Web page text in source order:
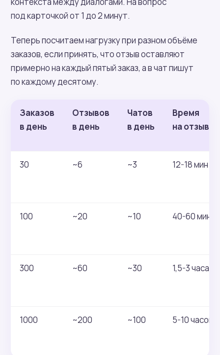
под карточкой от 1 до 2 минут.
Теперь посчитаем нагрузку при разном объёме
заказов, если принять, что отзыв оставляют
примерно на каждый пятый заказ, а в чат пишут
по каждому десятому.
Заказов
в день
Отзывов
в день
Чатов
в день
Время
на отзывы
30 ~6 ~3 12-18 мин
100 ~20 ~10 40-60 мин
300 ~60 ~30 1,5-3 часа
1000 ~200 ~100 5-10 часов